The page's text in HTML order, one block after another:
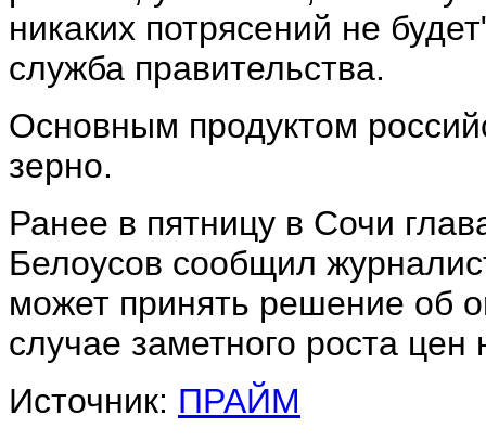
никаких потрясений не
служба правительства.
Основным продуктом
зерно.
Ранее в пятницу в Сочи
Белоусов сообщил
может принять решение об
случае заметного роста
Источник: ПРАЙМ